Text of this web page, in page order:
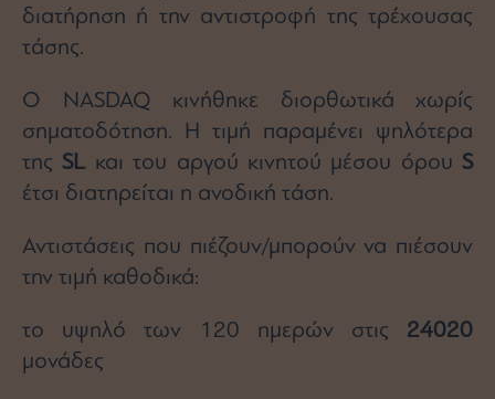
διατήρηση ή την αντιστροφή της τρέχουσας
τάσης.
Ο NASDAQ κινήθηκε διορθωτικά χωρίς
σηματοδότηση. Η τιμή παραμένει ψηλότερα
της SLκαι του αργού κινητού μέσου όρου S
έτσι διατηρείται η ανοδική τάση.
Αντιστάσεις που πιέζουν/μπορούν να πιέσουν
την τιμή καθοδικά:
το υψηλό των 120 ημερών στις 24020
μονάδες